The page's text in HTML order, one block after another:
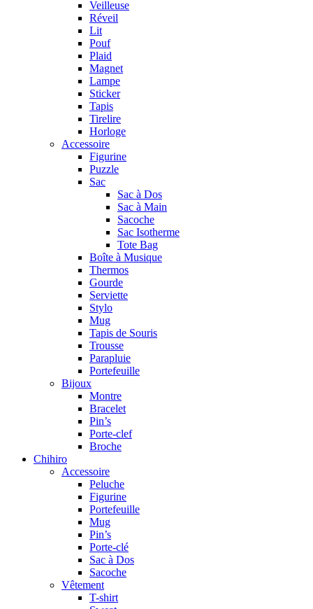
Veilleuse
Réveil
Lit
Pouf
Plaid
Magnet
Lampe
Sticker
Tapis
Tirelire
Horloge
Accessoire
Figurine
Puzzle
Sac
Sac à Dos
Sac à Main
Sacoche
Sac Isotherme
Tote Bag
Boîte à Musique
Thermos
Gourde
Serviette
Stylo
Mug
Tapis de Souris
Trousse
Parapluie
Portefeuille
Bijoux
Montre
Bracelet
Pin’s
Porte-clef
Broche
Chihiro
Accessoire
Peluche
Figurine
Portefeuille
Mug
Pin’s
Porte-clé
Sac à Dos
Sacoche
Vêtement
T-shirt